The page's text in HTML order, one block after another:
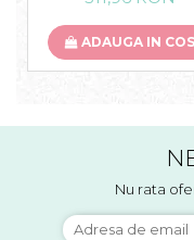
ulei
ADAUGA IN COS
Nu rata